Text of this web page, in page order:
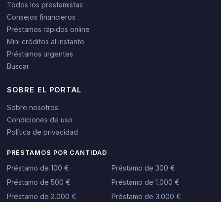
Todos los prestamistas
Consejos financieros
Préstamos rápidos online
Mini créditos al instante
Préstamos urgentes
Buscar
SOBRE EL PORTAL
Sobre nosotros
Condiciones de uso
Política de privacidad
PRÉSTAMOS POR CANTIDAD
Préstamo de 100 €
Préstamo de 300 €
Préstamo de 500 €
Préstamo de 1.000 €
Préstamo de 2.000 €
Préstamo de 3.000 €